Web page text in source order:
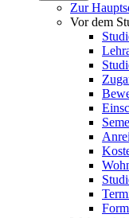
Zur
Vor dem